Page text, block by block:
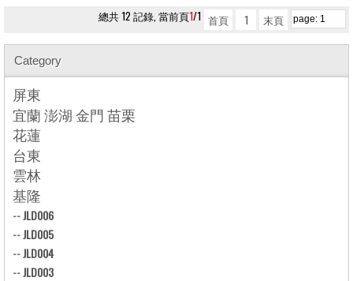
總共 12 記錄, 當前頁1/1 首頁 1 末頁
Category
屏東
宜蘭 澎湖 金門 苗栗
花蓮
台東
雲林
基隆
--JLD006
--JLD005
--JLD004
--JLD003